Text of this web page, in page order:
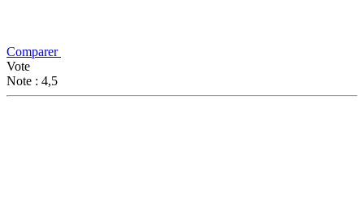
Comparer
Vote
Note : 4,5